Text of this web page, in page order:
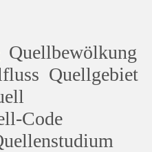
Quellbewölkung
Quellgebiet
Code